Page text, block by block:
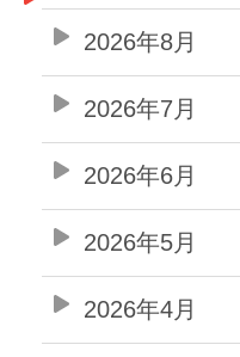
2026年8月
2026年7月
2026年6月
2026年5月
2026年4月